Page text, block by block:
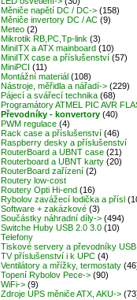
Měniče napětí DC / DC-> (158)
Měniče invertory DC / AC (9)
Meteo (2)
Mikrotik RB,PC,Tp-link (3)
MiniITX a ATX mainboard (10)
MiniITX case a příslušenství (57)
MiniPCI (11)
Montážní materiál (108)
Nástroje, měřidla a nářadí-> (229)
Pájecí a svářecí technika (68)
Programátory ATMEL PIC AVR
Převodníky - konvertory (40)
PWM regulace (4)
Rack case a příslušenství (46)
Raspberry desky a příslušenství
RouterBoard a UBNT case (21)
Routerboard a UBNT karty (20)
RouterBoard zařízení (2)
Routery low-cost
Routery Opti Hi-end (16)
Rybolov zavážecí lodička a přísl
Software + zakázkové (3)
Součástky náhradní díly-> (494)
Switche Huby USB 2.0 3.0 (10)
Telefony
Tiskové servery a převodníky USB
TV příslušenství i k UPC (4)
Ventilátory a mřížky, termostaty
Topení Rybolov Pece-> (90)
WiFi-> (9)
Zdroje UPS měniče ATX, AKU->